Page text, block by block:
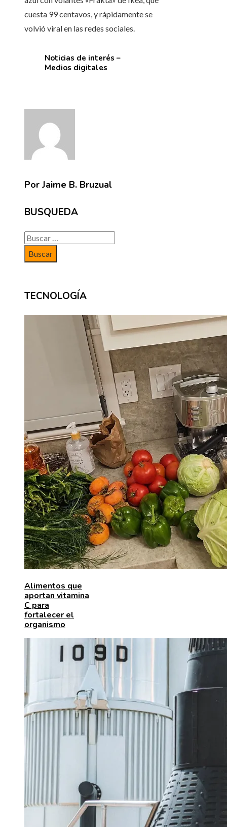
cuesta 99 centavos, y rápidamente se
volvió viral en las redes sociales.
Noticias de interés –
Medios digitales
Por Jaime B. Bruzual
BUSQUEDA
Buscar:
TECNOLOGÍA
Alimentos que
aportan vitamina
C para
fortalecer el
organismo